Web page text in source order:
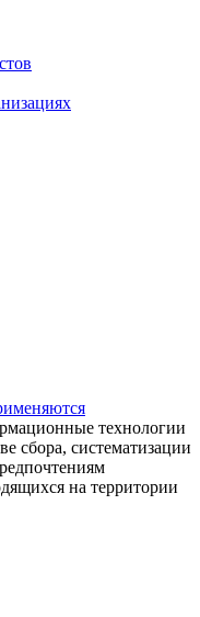
технологии
сбора, систематизации
на территории